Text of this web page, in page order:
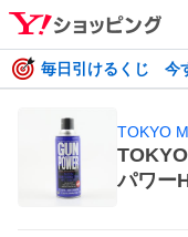
毎日引けるくじ 今
TOKYO
パワー